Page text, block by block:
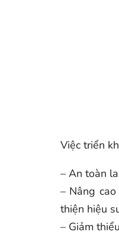
Việc triển
– An toàn
– Nâng
thiện hiệu
– Giảm